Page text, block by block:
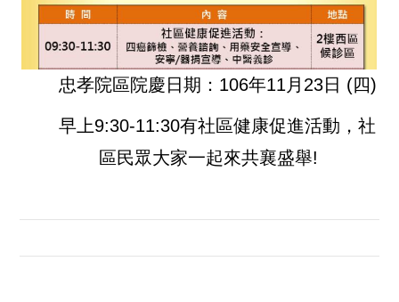
忠孝院區院慶日期：106年11月23日 (四)
早上9:30-11:30有社區健康促進活動，社
區民眾大家一起來共襄盛舉!